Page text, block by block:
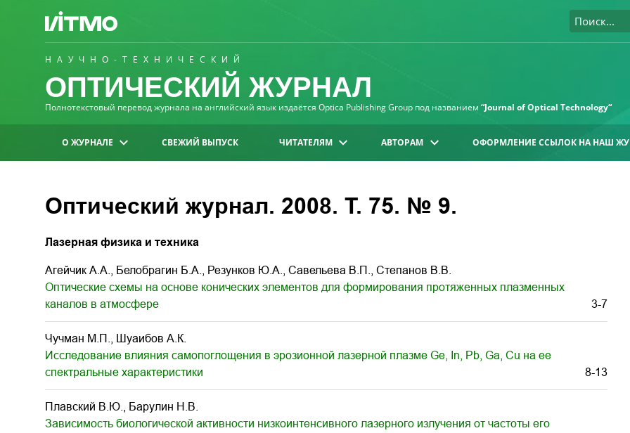
НАУЧНО-ТЕХНИЧЕСКИЙ
ОПТИЧЕСКИЙ ЖУРНАЛ
Полнотекстовый перевод журнала на английский язык издаётся Optica Publishing Group под названием “Journal of Optical Technology“
О ЖУРНАЛЕ СВЕЖИЙ ВЫПУСК ЧИТАТЕЛЯМ АВТОРАМ ОФОРМЛЕНИЕ ССЫЛОК НА НАШ
Оптический журнал. 2008. Т. 75. № 9.
Лазерная физика и техника
Агейчик А.А., Белобрагин Б.А., Резунков Ю.А., Савельева В.П., Степанов В.В.
Оптические схемы на основе конических элементов для формирования протяженных плазменных
каналов в атмосфере
3-7
Чучман М.П., Шуаибов А.К.
Исследование влияния самопоглощения в эрозионной лазерной плазме Ge, In, Pb, Ga, Cu на ее
спектральные характеристики
8-13
Плавский В.Ю., Барулин Н.В.
Зависимость биологической активности низкоинтенсивного лазерного излучения от частоты его